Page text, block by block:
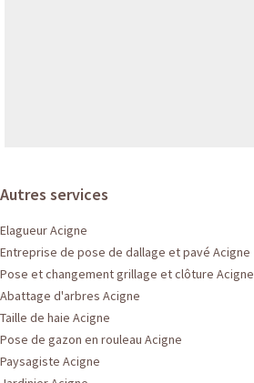
Autres services
Elagueur Acigne
Entreprise de pose de dallage et pavé Acigne
Pose et changement grillage et clôture Acigne
Abattage d'arbres Acigne
Taille de haie Acigne
Pose de gazon en rouleau Acigne
Paysagiste Acigne